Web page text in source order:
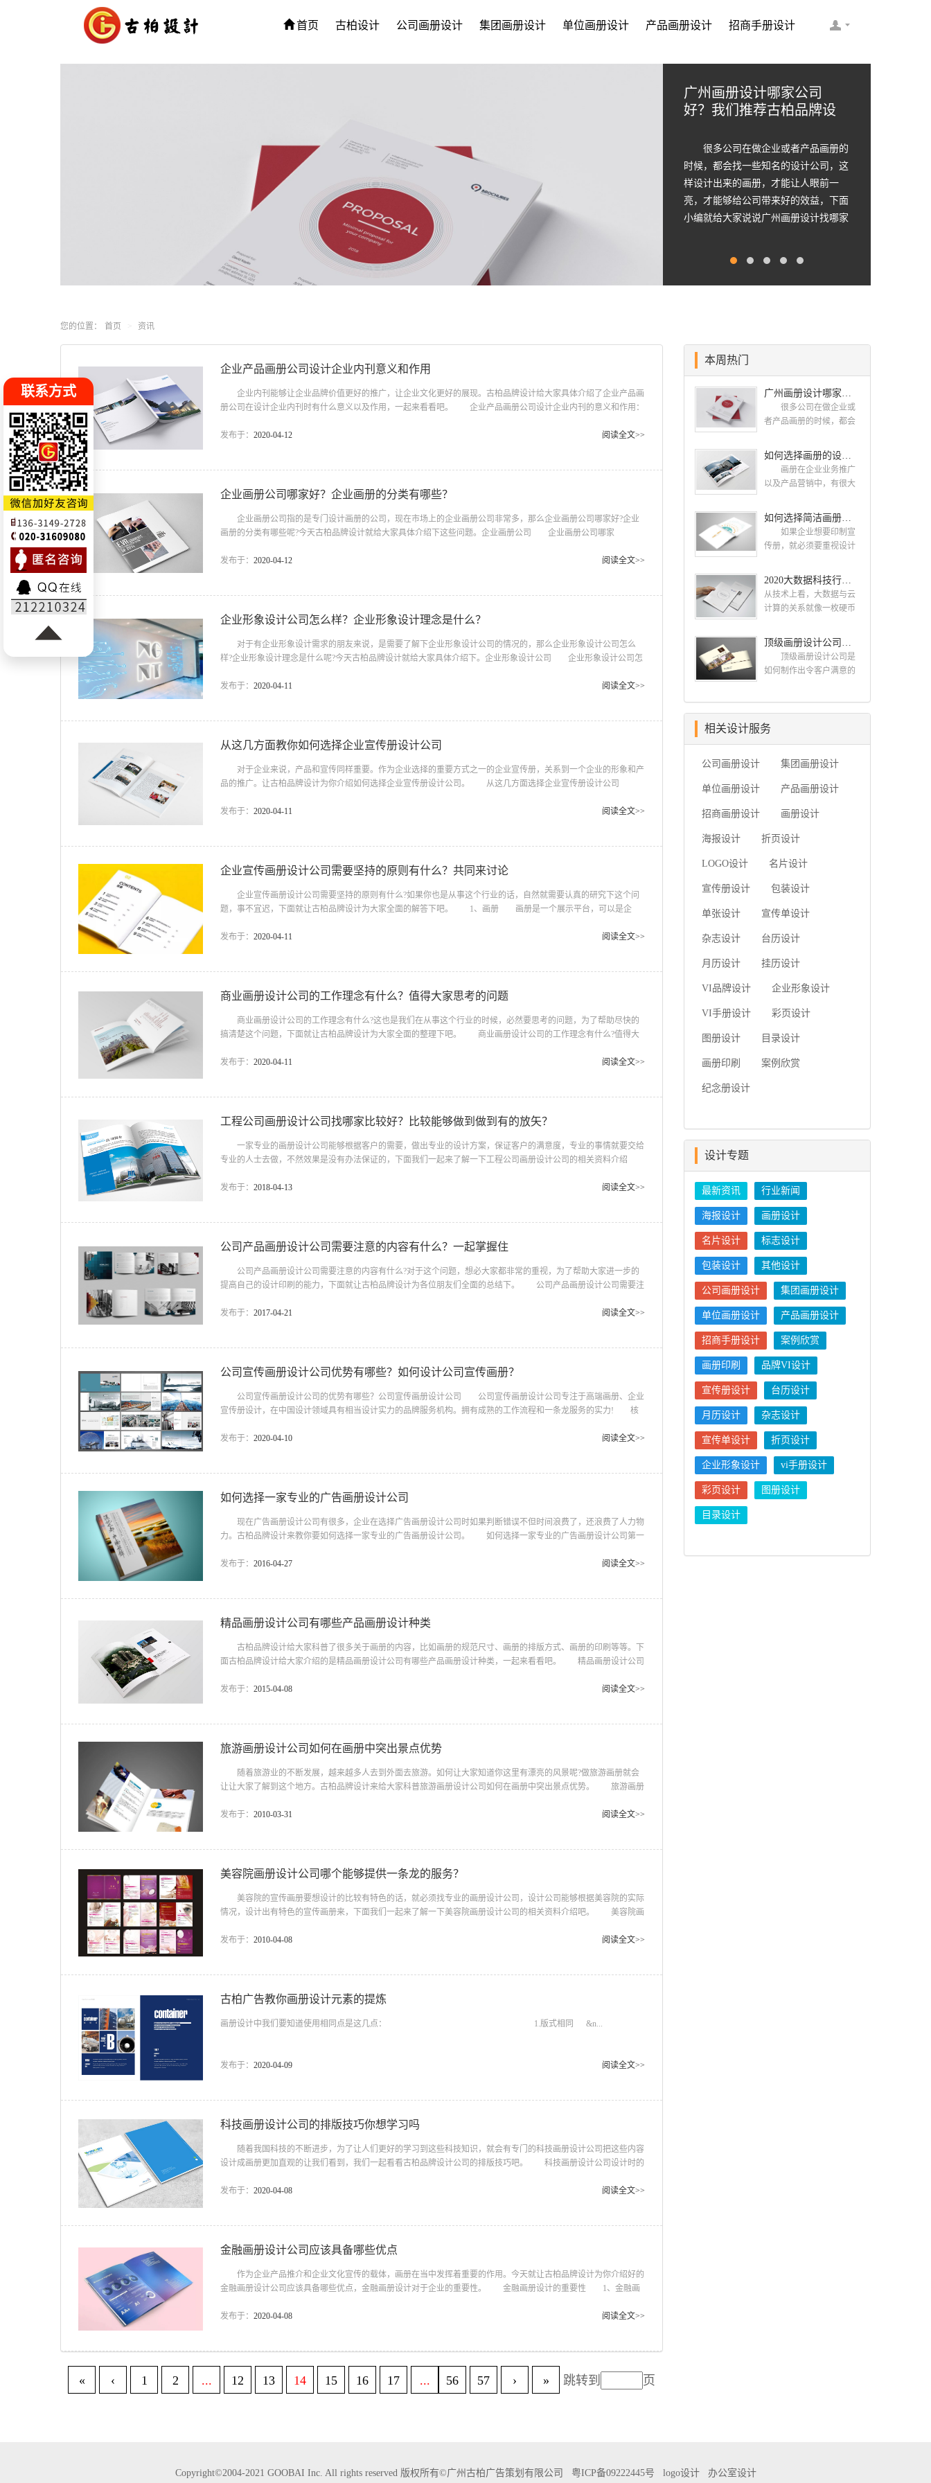
首页 古柏设计 公司画册设计 集团画册设计 单位画册设计 产品画册设计 招商手册设计
视于每
业务的
我们致
如何选择画册的设计公司
企业画册的设计步骤是怎
如何选择简洁画册设计公
司 画册设计要遵循哪些原
2020大数据科技行业画册
设计案例欣赏
顶级画册设计公司需要的
九个顶级创意设计
您的位置： 首页 资讯
企业产品画册公司设计企业内刊意义和作用
企业内刊能够让企业品牌价值更好的推广，让企业文化更好的展现。古柏品牌设计给大家具体介绍了企业产品画
册公司在设计企业内刊时有什么意义以及作用，一起来看看吧。 企业产品画册公司设计企业内刊的意义和作用：
好效果，也是增强企业凝聚力，能够有一种集体荣誉感，从而能够在品质方面更佳。更合理的版面排列和文章内容，
发布于： 2020-04-12 阅读全文>>
企业画册公司哪家好？企业画册的分类有哪些？
企业画册公司指的是专门设计画册的公司，现在市场上的企业画册公司非常多，那么企业画册公司哪家好?企业
画册的分类有哪些呢?今天古柏品牌设计就给大家具体介绍下这些问题。企业画册公司 企业画册公司哪家
司为一个个客户提供优质的画册设计服务，致力于提升客户的企业形象，古柏品牌设计作为其中一家质量有保障的设
发布于： 2020-04-12 阅读全文>>
企业形象设计公司怎么样？企业形象设计理念是什么？
对于有企业形象设计需求的朋友来说，是需要了解下企业形象设计公司的情况的，那么企业形象设计公司怎么
样?企业形象设计理念是什么呢?今天古柏品牌设计就给大家具体介绍下。企业形象设计公司 企业形象设计公司怎
目人员、技术工人、及完善的专业制作工厂，我们依靠严谨的专业会展管理体系，能为客户提供：个性化、专业化、
发布于： 2020-04-11 阅读全文>>
从这几方面教你如何选择企业宣传册设计公司
对于企业来说，产品和宣传同样重要。作为企业选择的重要方式之一的企业宣传册，关系到一个企业的形象和产
品的推广。让古柏品牌设计为你介绍如何选择企业宣传册设计公司。 从这几方面选择企业宣传册设计公司
务。但是企业在选择企业宣传册设计公司的时候绝对不能只是一味选择价格便宜公司，因为这样的公司并不是并不一
发布于： 2020-04-11 阅读全文>>
企业宣传画册设计公司需要坚持的原则有什么？共同来讨论
企业宣传画册设计公司需要坚持的原则有什么?如果你也是从事这个行业的话，自然就需要认真的研究下这个问
题，事不宜迟，下面就让古柏品牌设计为大家全面的解答下吧。 1、画册 画册是一个展示平台，可以是企
整体体现; 视觉上的美感; 画册设计的前后连贯性; 展示功能性(目的性)。 企业宣传画册设计公司需要
发布于： 2020-04-11 阅读全文>>
商业画册设计公司的工作理念有什么？值得大家思考的问题
商业画册设计公司的工作理念有什么?这也是我们在从事这个行业的时候，必然要思考的问题，为了帮助尽快的
搞清楚这个问题，下面就让古柏品牌设计为大家全面的整理下吧。 商业画册设计公司的工作理念有什么?值得大
本好的画册需要几个标准: 1、商业文化和市场策略以及产品特性的整体体现； 2、视觉上的美感； 3、画
发布于： 2020-04-11 阅读全文>>
工程公司画册设计公司找哪家比较好？比较能够做到做到有的放矢？
一家专业的画册设计公司能够根据客户的需要，做出专业的设计方案，保证客户的满意度，专业的事情就要交给
专业的人士去做，不然效果是没有办法保证的，下面我们一起来了解一下工程公司画册设计公司的相关资料介绍
为工程一般都给人比较厚重的感觉，因此这样的搭配会更和谐，更符合工程项目特性，然后再搭配黑色或者红色作为
发布于： 2018-04-13 阅读全文>>
公司产品画册设计公司需要注意的内容有什么？一起掌握住
公司产品画册设计公司需要注意的内容有什么?对于这个问题，想必大家都非常的重视，为了帮助大家进一步的
提高自己的设计印刷的能力，下面就让古柏品牌设计为各位朋友们全面的总结下。 公司产品画册设计公司需要注
并能满足人们某种需求的任何东西，包括有形的物品、无形的服务、组织、观念或它们的组合。产品一般可以分为五
发布于： 2017-04-21 阅读全文>>
公司宣传画册设计公司优势有哪些？如何设计公司宣传画册？
公司宣传画册设计公司的优势有哪些？公司宣传画册设计公司 公司宣传画册设计公司专注于高端画册、企业
宣传册设计，在中国设计领域具有相当设计实力的品牌服务机构。拥有成熟的工作流程和一条龙服务的实力! 核
服务理念 客户是上帝 我们是老师。 如何设计制作企业宣传画册 第一章：宣传画册的目的 这是做好
发布于： 2020-04-10 阅读全文>>
如何选择一家专业的广告画册设计公司
现在广告画册设计公司有很多，企业在选择广告画册设计公司时如果判断错误不但时间浪费了，还浪费了人力物
力。古柏品牌设计来教你要如何选择一家专业的广告画册设计公司。 如何选择一家专业的广告画册设计公司第一
推荐设计公司一般有接触过的经验，知道对方公司的情况，也了解你的大致需求，能打定主意推荐过来正常情况是可
发布于： 2016-04-27 阅读全文>>
精品画册设计公司有哪些产品画册设计种类
古柏品牌设计给大家科普了很多关于画册的内容，比如画册的规范尺寸、画册的排版方式、画册的印刷等等。下
面古柏品牌设计给大家介绍的是精品画册设计公司有哪些产品画册设计种类，一起来看看吧。 精品画册设计公司
小性的色，整体设计要体现喜庆,团结,积极向上的感觉,和学校历史怀旧的概念。精品画册设计公司 精品画册设计
发布于： 2015-04-08 阅读全文>>
旅游画册设计公司如何在画册中突出景点优势
随着旅游业的不断发展，越来越多人去到外面去旅游。如何让大家知道你这里有漂亮的风景呢?做旅游画册就会
让让大家了解到这个地方。古柏品牌设计来给大家科普旅游画册设计公司如何在画册中突出景点优势。 旅游画册
的视觉效果也往往比较高，所以也是特别的吸引我们广大的消费者去选择这个地方旅游的重大原因，一个地方的旅游
发布于： 2010-03-31 阅读全文>>
美容院画册设计公司哪个能够提供一条龙的服务？
美容院的宣传画册要想设计的比较有特色的话，就必须找专业的画册设计公司，设计公司能够根据美容院的实际
情况，设计出有特色的宣传画册来，下面我们一起来了解一下美容院画册设计公司的相关资料介绍吧。 美容院画
的图片或优美文字，富有创意，有可赏性，组合成一本具有宣传产品、品牌形象的精美画册。画册是图文并茂的一种
发布于： 2010-04-08 阅读全文>>
古柏广告教你画册设计元素的提炼
画册设计中我们要知道使用相同点是这几点： 1.版式相同 &n...
发布于： 2020-04-09 阅读全文>>
科技画册设计公司的排版技巧你想学习吗
随着我国科技的不断进步，为了让人们更好的学习到这些科技知识，就会有专门的科技画册设计公司把这些内容
设计成画册更加直观的让我们看到，我们一起看看古柏品牌设计公司的排版技巧吧。 科技画册设计公司设计时的
会想“这是怎么回事?”然后他就会继续读下去 。 2、图片具有新闻性。具有新闻性的图片不仅可以增加读者的阅读
发布于： 2020-04-08 阅读全文>>
金融画册设计公司应该具备哪些优点
作为企业产品推介和企业文化宣传的载体，画册在当中发挥着重要的作用。今天就让古柏品牌设计为你介绍好的
金融画册设计公司应该具备哪些优点，金融画册设计对于企业的重要性。 金融画册设计的重要性 1、金融画
需有严谨的结构内容。因此，如果画册的图片、文案内容和印刷都很糟糕，客户就很容易难阅读下去，很难给顾客留
发布于： 2020-04-08 阅读全文>>
« ‹ 1 2 ... 12 13 14 15 16 17 ... 56 57 › » 跳转到 页
本周热门
广州画册设计哪家公司好？我们推荐古柏品牌设计
很多公司在做企业或
者产品画册的时候，都会
这样设计出来的画册，才
能让人眼前一亮，才能够
给公司带来好的效益，下
司。 广州画册设计哪
家公司好？本地人都会选
择古柏品牌设计 广州
立于2004年，是由一群专
业、独特的IT精英组成的
团队。一直以来，古柏网
络应用的现状和趋势有很
深的...
如何选择画册的设计公司 企业画册的设计步骤是怎样的
画册在企业业务推广
以及产品营销中，有很大
视画册的设计。接下来古
柏品牌设计就给大家介绍
如何选择画册的设计公
公司 如何选择画册的
设计公司 一，设计水
准，这个可以通过设计公
一下，比如之前是否做过
类似的行业等等 二，
设计价格，设计费这块 整
500元/...
如何选择简洁画册设计公司 画册设计要遵循哪些原则
如果企业想要印制宣
传册，就必须要重视设计
家出色的设计公司。下面
古柏品牌设计就和大家一
同来看看如何选择简洁画
册设计公司 如何选择
简洁画册设计公司
一、看公司背景 互联
企业安全软件，客户们在
招标的过程中可以根据查
良好的企业。此外，投标
公司的...
2020大数据科技行业画册设计案例欣赏
从技术上看，大数据与云
计算的关系就像一枚硬币
大数据必然无法用单台的
计算机进行处理，必须采
用分布式架构。它的特色
托云计算的分布式处理、
虚拟化技术。最近古柏就
接到一项关于大数据科技
行业画册设计项目，下面
小编带来的这组大数据科
欣赏. 2020大数据科技行
顶级画册设计公司需要的九个顶级创意设计
顶级画册设计公司是
如何制作出令客户满意的
设计，让你的公司制作出
优秀精彩令客户满意的画
十个顶级创意设计一：在
开始之前了解你的目
的 当您在考虑如何设
计宣传册时，首先要问客
本宣传册。然后让他们确
只是想要一个，因为他们
如果他们为你提出了一个
简要...
相关设计服务
公司画册设计 集团画册设计
单位画册设计 产品画册设计
招商画册设计 画册设计
海报设计 折页设计
LOGO设计 名片设计
宣传册设计 包装设计
单张设计 宣传单设计
杂志设计 台历设计
月历设计 挂历设计
VI品牌设计 企业形象设计
VI手册设计 彩页设计
图册设计 目录设计
画册印刷 案例欣赏
纪念册设计
设计专题
最新资讯 行业新闻
海报设计 画册设计
名片设计 标志设计
包装设计 其他设计
公司画册设计 集团画册设计
单位画册设计 产品画册设计
招商手册设计 案例欣赏
画册印刷 品牌VI设计
宣传册设计 台历设计
月历设计 杂志设计
宣传单设计 折页设计
企业形象设计 vi手册设计
彩页设计 图册设计
目录设计
Copyright©2004-2021 GOOBAI Inc. All rights reserved 版权所有©广州古柏广告策划有限公司 粤ICP备09222445号 logo设计 办公室设计
联系方式